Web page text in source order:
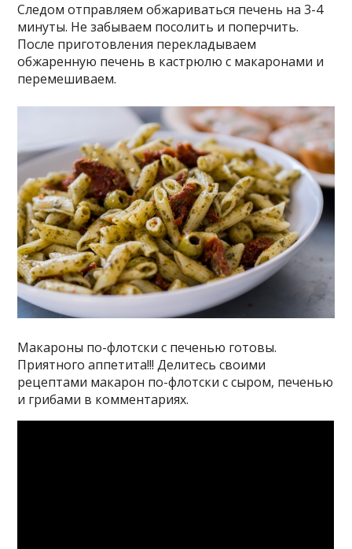
Следом отправляем обжариваться печень на 3-4
минуты. Не забываем посолить и поперчить.
После приготовления перекладываем
обжаренную печень в кастрюлю с макаронами и
перемешиваем.
Макароны по-флотски с печенью готовы.
Приятного аппетита!!! Делитесь своими
рецептами макарон по-флотски с сыром, печенью
и грибами в комментариях.